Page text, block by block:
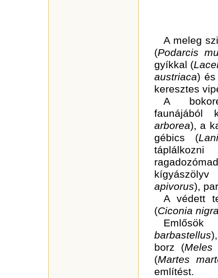
A meleg
(Podarcis
gyíkkal (
austriaca)
keresztes
A
faunájából
arborea), a
gébics (
apivorus),
A védett
(Ciconia
barbastellus),
borz (Meles
(Martes
említést.